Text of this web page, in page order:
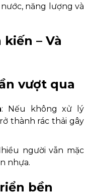
năng lượng và
– Và
vượt qua
: Nếu không xử lý
thành rác thải gây
người vẫn mặc
nhựa.
bền